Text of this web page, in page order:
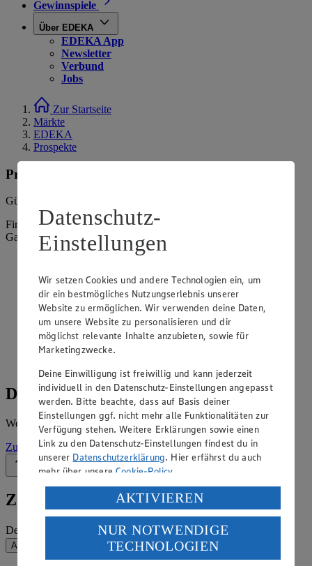
Gewinnspiele
Über EDEKA
EDEKA App
Newsletter
Verbund
Jobs
Zur Startseite
Märkte
EDEKA
Prospekte
Prospekte
Gültig vom
Firma: NK Südfilialen GmbH, Ingolstädter Straße 120, 85080
Gaimersheim
ansehen
Siehe dir die Angebote der Woche deines Marktes im
digitalen Blätterkatalog an.
Prospekt ExpressSued im Browser
Details zum Markt
Weitere Informationen – alles auf einem Blick.
Zur Marktseite
Zurück nach oben
Zum Newsletter anmelden
Deine E-Mail-Adresse (Pflichtfeld)
Absenden
Datenschutz-
Einstellungen
Wir setzen Cookies und andere Technologien ein, um
dir ein bestmögliches Nutzungserlebnis unserer
Website zu ermöglichen. Wir verwenden deine Daten,
um unsere Website zu personalisieren und dir
möglichst relevante Inhalte anzubieten, sowie für
Marketingzwecke.
Deine Einwilligung ist freiwillig und kann jederzeit
individuell in den Datenschutz-Einstellungen angepasst
werden. Bitte beachte, dass auf Basis deiner
Einstellungen ggf. nicht mehr alle Funktionalitäten zur
Verfügung stehen. Weitere Erklärungen sowie einen
Link zu den Datenschutz-Einstellungen findest du in
unserer Datenschutzerklärung. Hier erfährst du auch
mehr über unsereCookie-Policy.
Verarbeitung deiner personenbezogenen Daten in den
USA durch Facebook und YouTube:
Wenn du auf „Aktivieren“ klickst, willigst du im Sinne
des Art. 49 Abs. 1 Satz 1 lit. a) DSGVO ein, dass deine
Daten in den USA verarbeitet werden. Der EuGH sieht
AKTIVIEREN
NUR NOTWENDIGE
TECHNOLOGIEN